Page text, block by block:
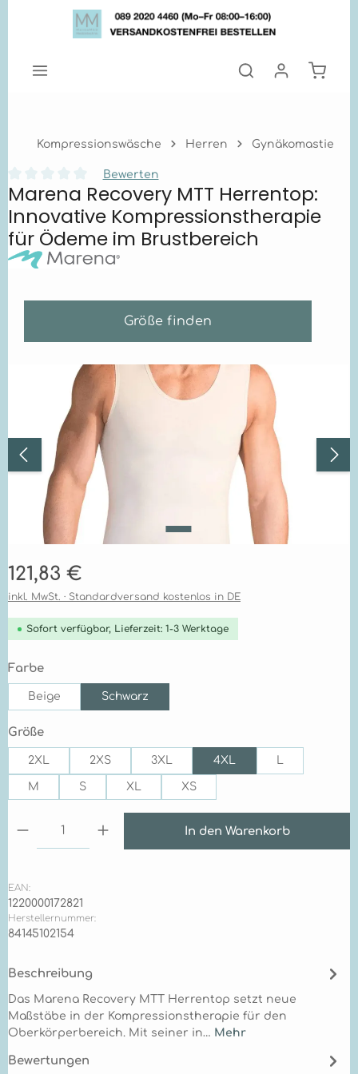
Zum Hauptinhalt springen
Kompressionswäsche Herren Gynäkomastie
Durchschnittliche Bewertung von 0 von 5 Sternen
Bewerten
Marena Recovery MTT Herrentop:
Innovative Kompressionstherapie
für Ödeme im Brustbereich
Größe finden
Bildergalerie überspringen
Regulärer Preis:
121,83 €
inkl. MwSt. · Standardversand kostenlos in DE
Sofort verfügbar, Lieferzeit: 1-3 Werktage
Farbeauswählen
Beige Schwarz
Größeauswählen
2XL 2XS 3XL 4XL L
M S XL XS
Produkt Anzahl: Gib den gewünschten Wert
In den Warenkorb
EAN:
1220000172821
Herstellernummer:
84145102154
Beschreibung
Das Marena Recovery MTT Herrentop setzt neue
Maßstäbe in der Kompressionstherapie für den
Oberkörperbereich. Mit seiner in… Mehr
Bewertungen